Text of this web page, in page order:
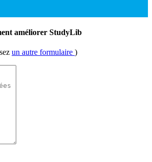
améliorer StudyLib
un autre formulaire )